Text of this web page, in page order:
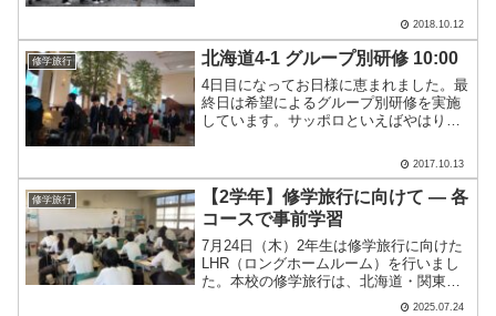
です。われらがクールジャパンコースの
た。今ごろはこうして撮っ.....
2018.10.12
修学旅行 北海道4-1 グループ別研修 10:00
4日目になってお日様に恵まれました。最
終日は希望によるグループ別研修を実施
しています。サッポロといえばやはりク
ある羊ヶ丘展望台へ向かいました。なん
と観音高校と鉢合わせ。知り合いと記念
撮影です。名前の通りち.....
2017.10.13
修学旅行
【2学年】修学旅行に向けて ― 各
コースで事前学習
7月24日（木）2年生は修学旅行に向けた
LHR（ロングホームルーム）を行いまし
た。本校の修学旅行は、北海道・関東・
沖縄・ベトナムの4つのコースから自分で
2025.07.24